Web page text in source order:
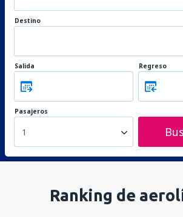
Destino
Salida Regreso
Pasajeros
1
Ranking de